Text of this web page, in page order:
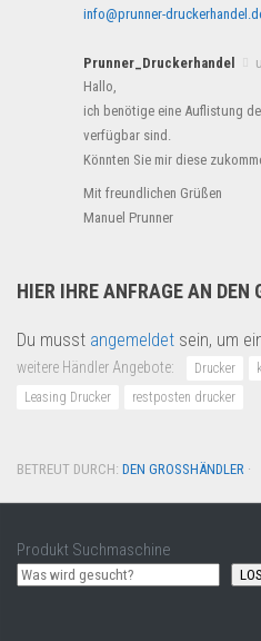
info@prunner-
Prunner_Druckerhandel
Hallo,
ich benötige eine Auflistung
verfügbar sind.
Könnten Sie mir diese
Mit freundlichen Grüßen
Manuel Prunner
HIER IHRE ANFRAGE AN DEN
Du musst angemeldet sein, um
weitere Händler Angebote: Drucker
Leasing Drucker
restposten drucker
BETREUT DURCH: DEN GROSSHÄNDLER ·
Produkt Suchmaschine
LOS